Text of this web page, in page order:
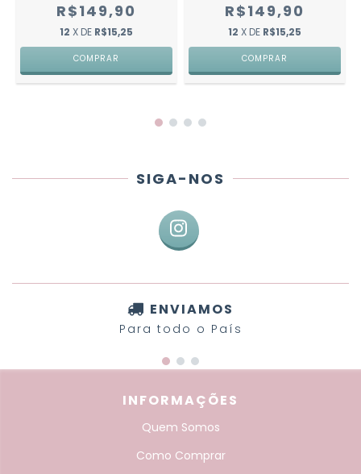
R$149,90
12 X DE R$15,25
COMPRAR
R$149,90
12 X DE R$15,25
COMPRAR
SIGA-NOS
ENVIAMOS
Para todo o País
INFORMAÇÕES
Quem Somos
Como Comprar